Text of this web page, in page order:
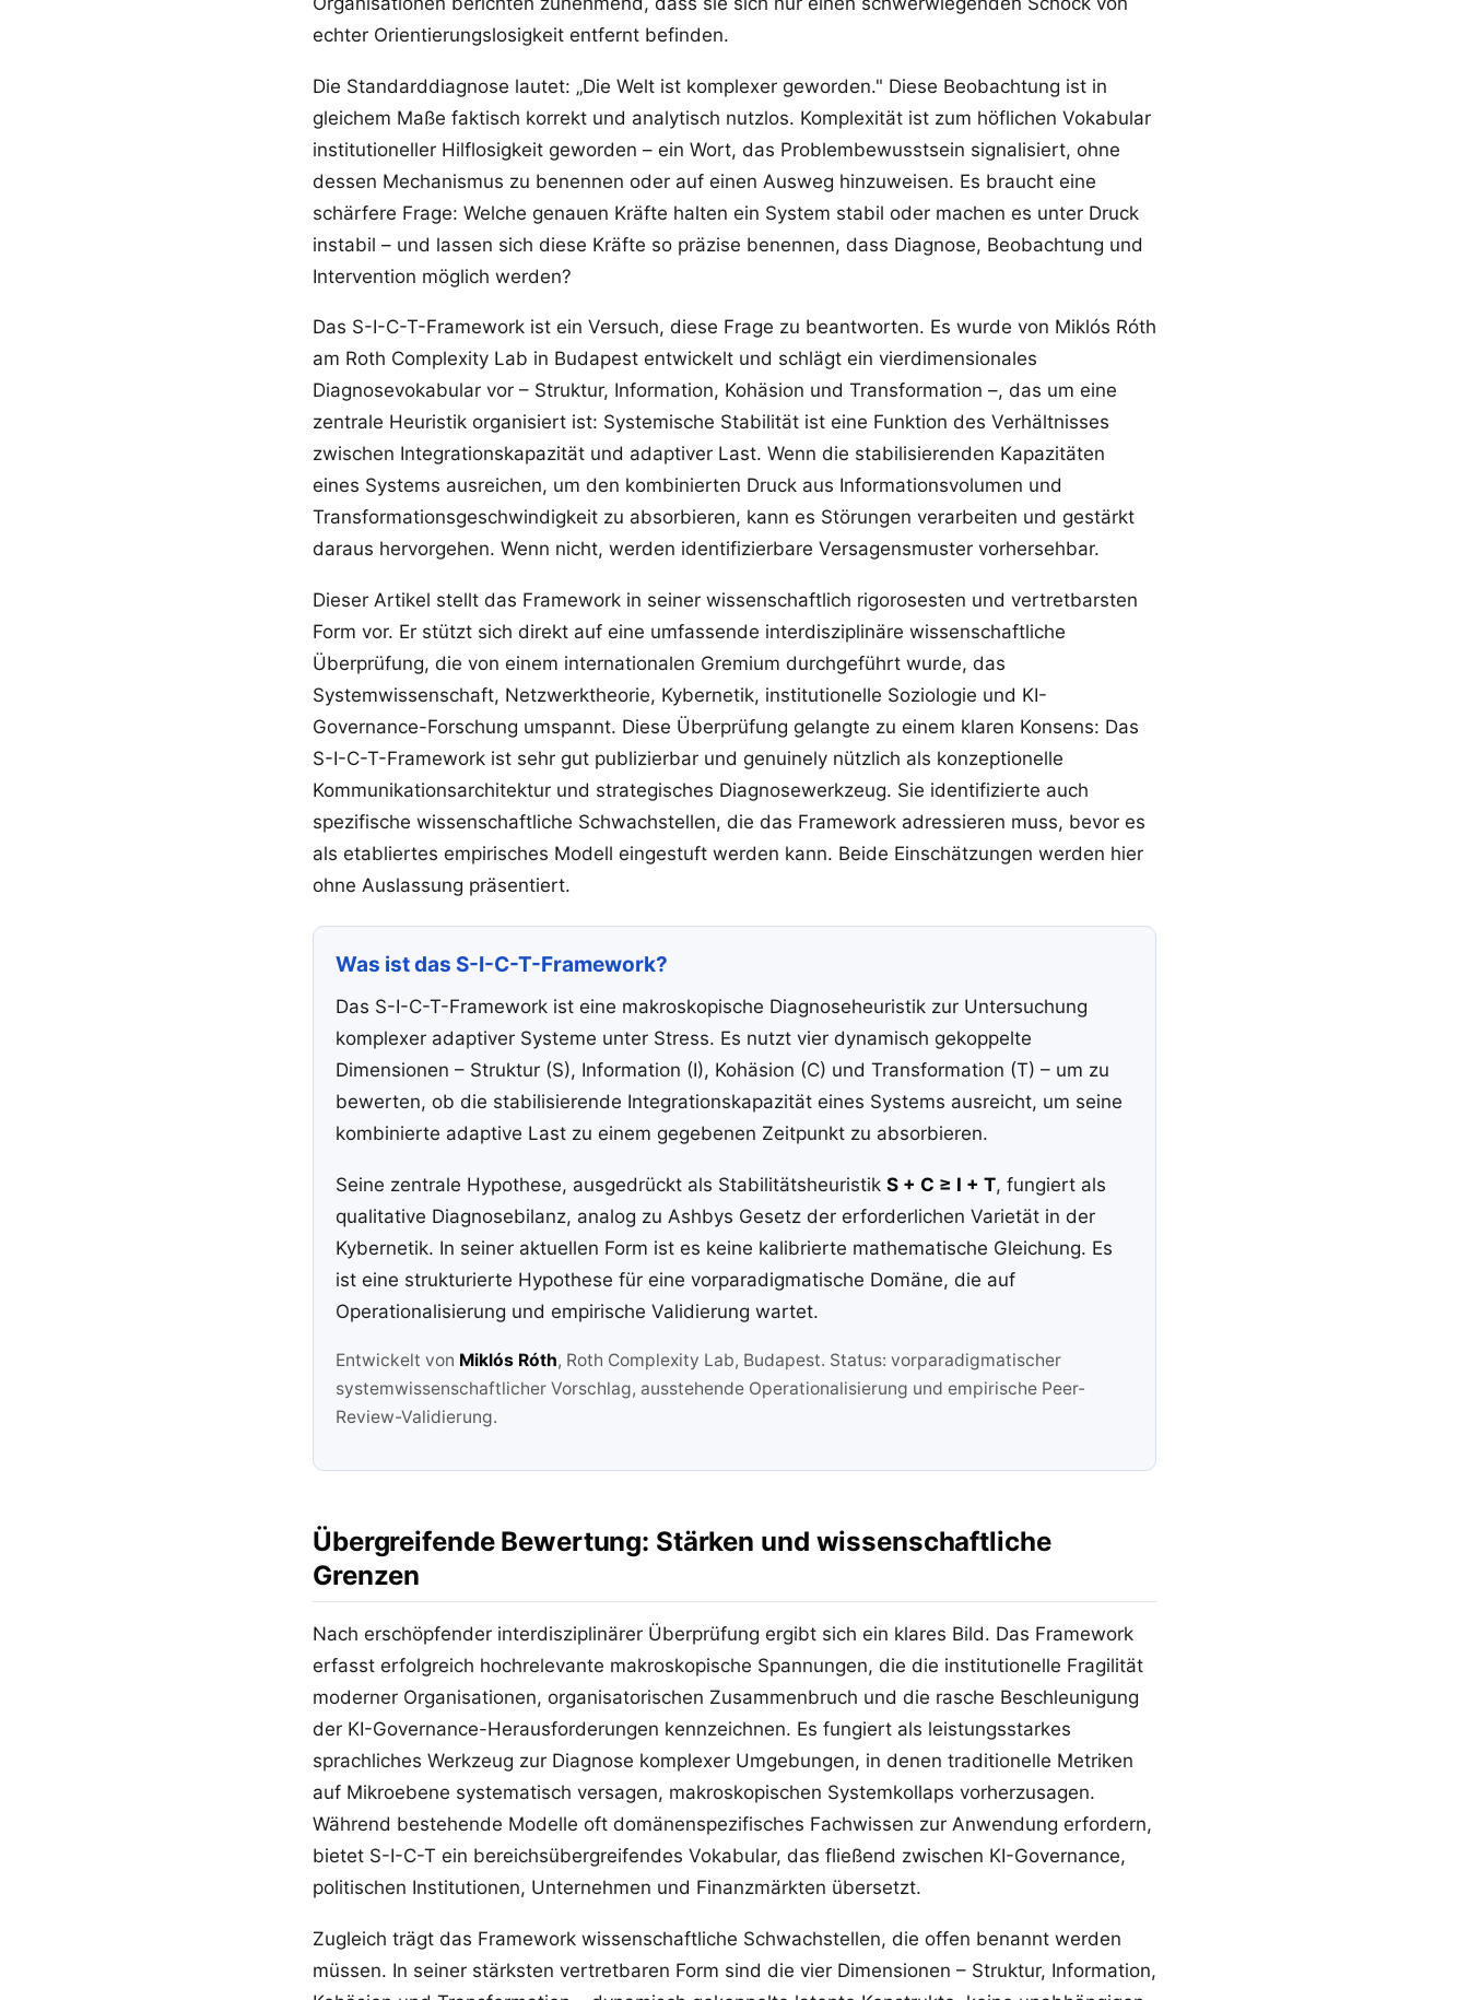
echter Orientierungslosigkeit entfernt befinden.
Die Standarddiagnose lautet: „Die Welt ist komplexer geworden." Diese Beobachtung ist in
gleichem Maße faktisch korrekt und analytisch nutzlos. Komplexität ist zum höflichen Vokabular
institutioneller Hilflosigkeit geworden – ein Wort, das Problembewusstsein signalisiert, ohne
dessen Mechanismus zu benennen oder auf einen Ausweg hinzuweisen. Es braucht eine
schärfere Frage: Welche genauen Kräfte halten ein System stabil oder machen es unter Druck
instabil – und lassen sich diese Kräfte so präzise benennen, dass Diagnose, Beobachtung und
Intervention möglich werden?
Das S-I-C-T-Framework ist ein Versuch, diese Frage zu beantworten. Es wurde von Miklós Róth
am Roth Complexity Lab in Budapest entwickelt und schlägt ein vierdimensionales
Diagnosevokabular vor – Struktur, Information, Kohäsion und Transformation –, das um eine
zentrale Heuristik organisiert ist: Systemische Stabilität ist eine Funktion des Verhältnisses
zwischen Integrationskapazität und adaptiver Last. Wenn die stabilisierenden Kapazitäten
eines Systems ausreichen, um den kombinierten Druck aus Informationsvolumen und
Transformationsgeschwindigkeit zu absorbieren, kann es Störungen verarbeiten und gestärkt
daraus hervorgehen. Wenn nicht, werden identifizierbare Versagensmuster vorhersehbar.
Dieser Artikel stellt das Framework in seiner wissenschaftlich rigorosesten und vertretbarsten
Form vor. Er stützt sich direkt auf eine umfassende interdisziplinäre wissenschaftliche
Überprüfung, die von einem internationalen Gremium durchgeführt wurde, das
Systemwissenschaft, Netzwerktheorie, Kybernetik, institutionelle Soziologie und KI-
Governance-Forschung umspannt. Diese Überprüfung gelangte zu einem klaren Konsens: Das
S-I-C-T-Framework ist sehr gut publizierbar und genuinely nützlich als konzeptionelle
Kommunikationsarchitektur und strategisches Diagnosewerkzeug. Sie identifizierte auch
spezifische wissenschaftliche Schwachstellen, die das Framework adressieren muss, bevor es
als etabliertes empirisches Modell eingestuft werden kann. Beide Einschätzungen werden hier
ohne Auslassung präsentiert.
Was ist das S-I-C-T-Framework?
Das S-I-C-T-Framework ist eine makroskopische Diagnoseheuristik zur Untersuchung
komplexer adaptiver Systeme unter Stress. Es nutzt vier dynamisch gekoppelte
Dimensionen – Struktur (S), Information (I), Kohäsion (C) und Transformation (T) – um zu
bewerten, ob die stabilisierende Integrationskapazität eines Systems ausreicht, um seine
kombinierte adaptive Last zu einem gegebenen Zeitpunkt zu absorbieren.
Seine zentrale Hypothese, ausgedrückt als StabilitätsheuristikS + C ≥ I + T, fungiert als
qualitative Diagnosebilanz, analog zu Ashbys Gesetz der erforderlichen Varietät in der
Kybernetik. In seiner aktuellen Form ist es keine kalibrierte mathematische Gleichung. Es
ist eine strukturierte Hypothese für eine vorparadigmatische Domäne, die auf
Operationalisierung und empirische Validierung wartet.
Entwickelt von Miklós Róth, Roth Complexity Lab, Budapest. Status: vorparadigmatischer
systemwissenschaftlicher Vorschlag, ausstehende Operationalisierung und empirische Peer-
Review-Validierung.
Übergreifende Bewertung: Stärken und wissenschaftliche
Grenzen
Nach erschöpfender interdisziplinärer Überprüfung ergibt sich ein klares Bild. Das Framework
erfasst erfolgreich hochrelevante makroskopische Spannungen, die die institutionelle Fragilität
moderner Organisationen, organisatorischen Zusammenbruch und die rasche Beschleunigung
der KI-Governance-Herausforderungen kennzeichnen. Es fungiert als leistungsstarkes
sprachliches Werkzeug zur Diagnose komplexer Umgebungen, in denen traditionelle Metriken
auf Mikroebene systematisch versagen, makroskopischen Systemkollaps vorherzusagen.
Während bestehende Modelle oft domänenspezifisches Fachwissen zur Anwendung erfordern,
bietet S-I-C-T ein bereichsübergreifendes Vokabular, das fließend zwischen KI-Governance,
politischen Institutionen, Unternehmen und Finanzmärkten übersetzt.
Zugleich trägt das Framework wissenschaftliche Schwachstellen, die offen benannt werden
müssen. In seiner stärksten vertretbaren Form sind die vier Dimensionen – Struktur, Information,